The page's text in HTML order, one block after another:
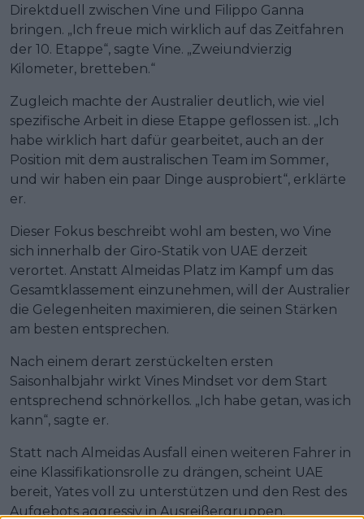
Direktduell zwischen Vine und Filippo Ganna
bringen. „Ich freue mich wirklich auf das Zeitfahren
der 10. Etappe“, sagte Vine. „Zweiundvierzig
Kilometer, bretteben.“
Zugleich machte der Australier deutlich, wie viel
spezifische Arbeit in diese Etappe geflossen ist. „Ich
habe wirklich hart dafür gearbeitet, auch an der
Position mit dem australischen Team im Sommer,
und wir haben ein paar Dinge ausprobiert“, erklärte
er.
Dieser Fokus beschreibt wohl am besten, wo Vine
sich innerhalb der Giro-Statik von UAE derzeit
verortet. Anstatt Almeidas Platz im Kampf um das
Gesamtklassement einzunehmen, will der Australier
die Gelegenheiten maximieren, die seinen Stärken
am besten entsprechen.
Nach einem derart zerstückelten ersten
Saisonhalbjahr wirkt Vines Mindset vor dem Start
entsprechend schnörkellos. „Ich habe getan, was ich
kann“, sagte er.
Statt nach Almeidas Ausfall einen weiteren Fahrer in
eine Klassifikationsrolle zu drängen, scheint UAE
bereit, Yates voll zu unterstützen und den Rest des
Aufgebots aggressiv in Ausreißergruppen,